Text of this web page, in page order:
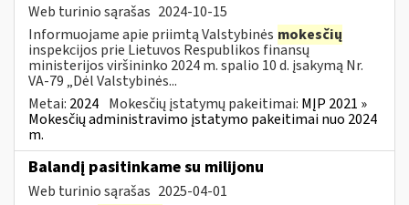
Web turinio sąrašas 2024-10-15
Informuojame apie priimtą Valstybinės mokesčių
inspekcijos prie Lietuvos Respublikos finansų
ministerijos viršininko 2024 m. spalio 10 d. įsakymą Nr.
VA-79 „Dėl Valstybinės...
Metai: 2024 Mokesčių įstatymų pakeitimai: MĮP 2021 »
Mokesčių administravimo įstatymo pakeitimai nuo 2024
m.
Balandį pasitinkame su milijonu
Web turinio sąrašas 2025-04-01